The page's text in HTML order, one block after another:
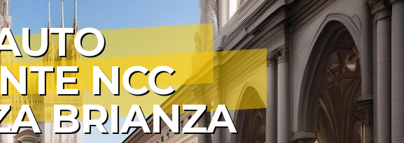
NCC
BRIANZA